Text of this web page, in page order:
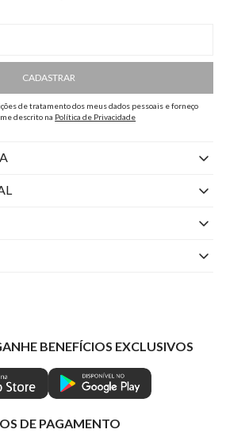
CADASTRAR
de tratamento dos meus dados pessoais e forneço
descrito na Política de Privacidade
Individual
BENEFÍCIOS EXCLUSIVOS
DE PAGAMENTO